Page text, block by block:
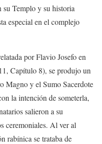
su Templo y su historia
especial en el complejo
por Flavio Josefo en
Capítulo 8), se produjo un
Magno y el Sumo Sacerdote
la intención de someterla,
salieron a su
ceremoniales. Al ver al
rabínica se trataba de